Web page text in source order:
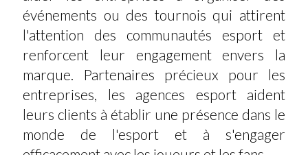
événements ou des tournois qui attirent
l'attention des communautés esport et
renforcent leur engagement envers la
marque. Partenaires précieux pour les
entreprises, les agences esport aident
leurs clients à établir une présence dans le
monde de l'esport et à s'engager